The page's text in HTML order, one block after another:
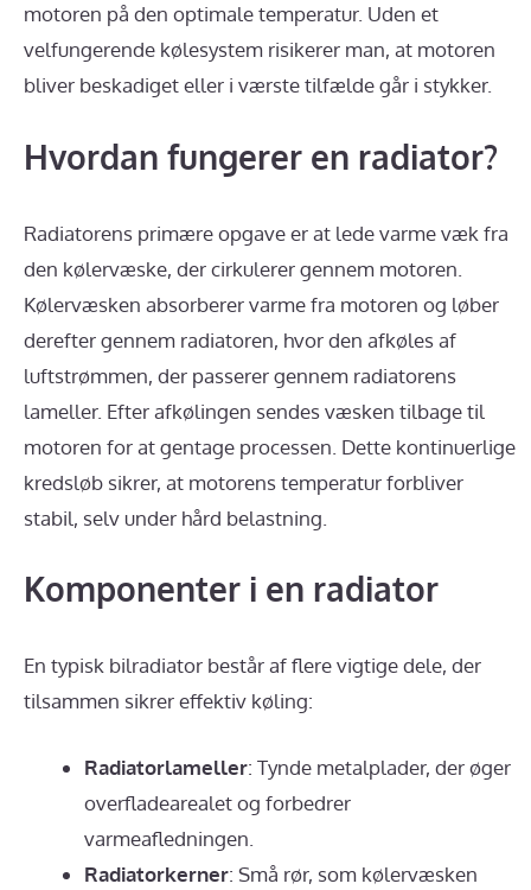
motoren på den optimale temperatur. Uden et
velfungerende kølesystem risikerer man, at motoren
bliver beskadiget eller i værste tilfælde går i stykker.
Hvordan fungerer en radiator?
Radiatorens primære opgave er at lede varme væk fra
den kølervæske, der cirkulerer gennem motoren.
Kølervæsken absorberer varme fra motoren og løber
derefter gennem radiatoren, hvor den afkøles af
luftstrømmen, der passerer gennem radiatorens
lameller. Efter afkølingen sendes væsken tilbage til
motoren for at gentage processen. Dette kontinuerlige
kredsløb sikrer, at motorens temperatur forbliver
stabil, selv under hård belastning.
Komponenter i en radiator
En typisk bilradiator består af flere vigtige dele, der
tilsammen sikrer effektiv køling:
Radiatorlameller: Tynde metalplader, der øger
overfladearealet og forbedrer
varmeafledningen.
Radiatorkerner: Små rør, som kølervæsken